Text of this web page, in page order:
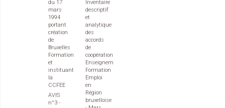
du 17
mars
1994
portant
création
de
Bruxelles
Formation
et
instituant
la
CCFEE
AVIS
n°3 -
Inventaire
descriptif
et
analytique
des
accords
de
coopération
Enseignement
Formation
Emploi
en
Région
bruxelloise